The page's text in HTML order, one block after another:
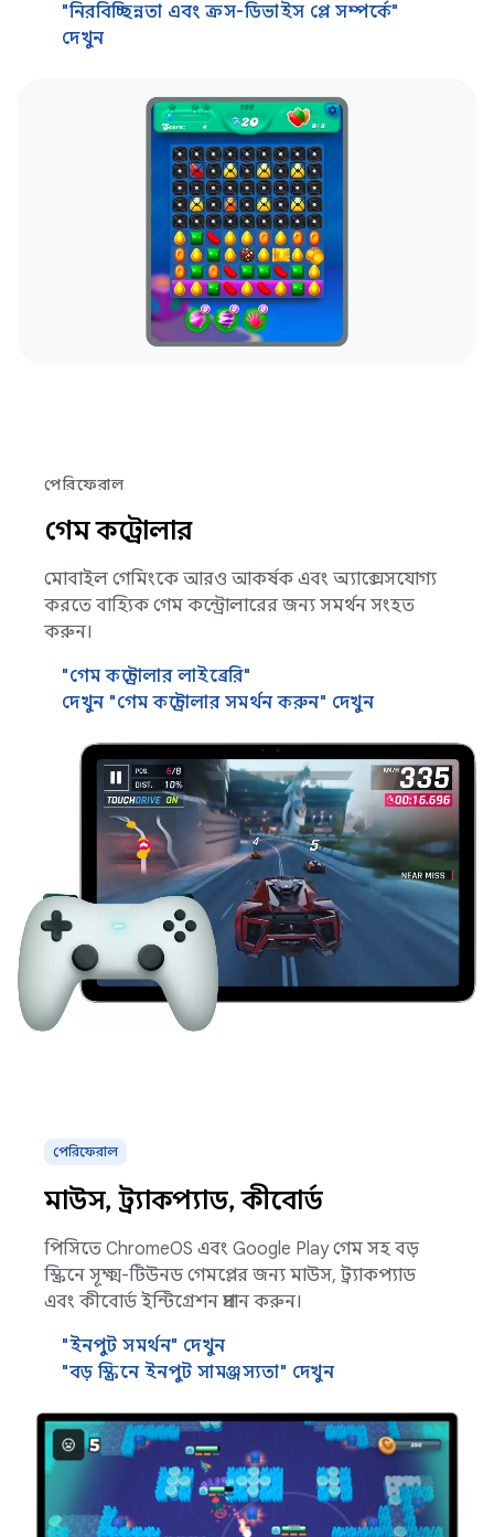
"নিরবিচ্ছিন্নতা এবং ক্রস-ডিভাইস প্লে সম্পর্কে"
দেখুন
পেরিফেরাল
গেম কন্ট্রোলার
মোবাইল গেমিংকে আরও আকর্ষক এবং অ্যাক্সেসযোগ্য
করতে বাহ্যিক গেম কন্ট্রোলারের জন্য সমর্থন সংহত
করুন।
"গেম কন্ট্রোলার লাইব্রেরি"
দেখুন "গেম কন্ট্রোলার সমর্থন করুন" দেখুন
পেরিফেরাল
মাউস, ট্র্যাকপ্যাড, কীবোর্ড
পিসিতে ChromeOS এবং Google Play গেম সহ বড়
স্ক্রিনে সূক্ষ্ম-টিউনড গেমপ্লের জন্য মাউস, ট্র্যাকপ্যাড
এবং কীবোর্ড ইন্টিগ্রেশন প্রদান করুন।
"ইনপুট সমর্থন" দেখুন
"বড় স্ক্রিনে ইনপুট সামঞ্জস্যতা" দেখুন